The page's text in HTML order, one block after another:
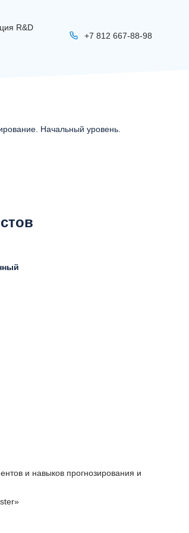
R&D
+7 812 667-88-98
Начальный уровень.
и навыков прогнозирования и